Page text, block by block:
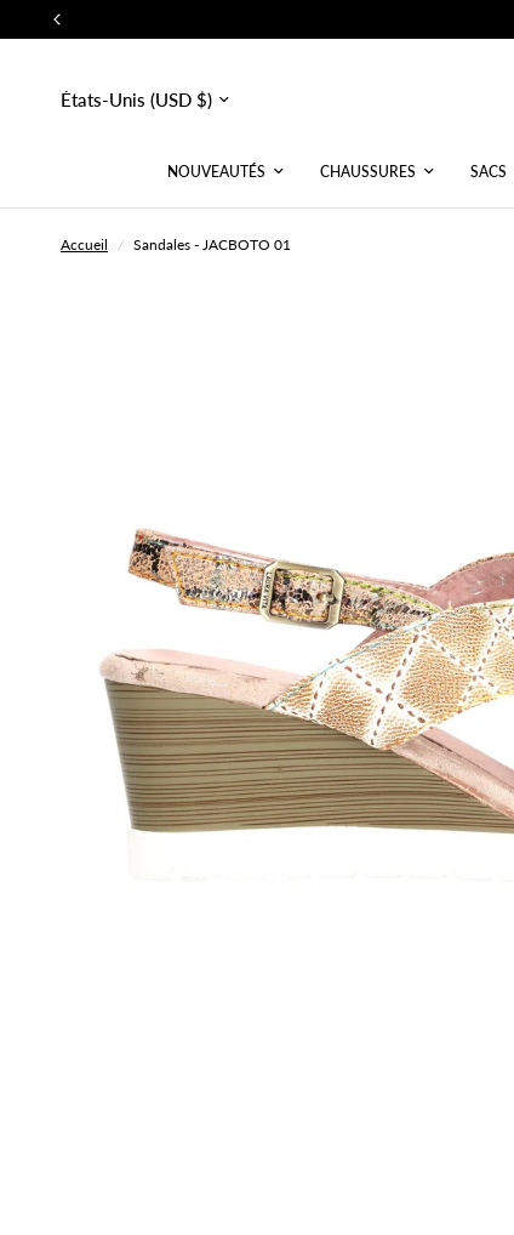
Mettre
à
NOUVEAUTÉS CHAUSSURES SACS
Accueil / Sandales - JACBOTO 01